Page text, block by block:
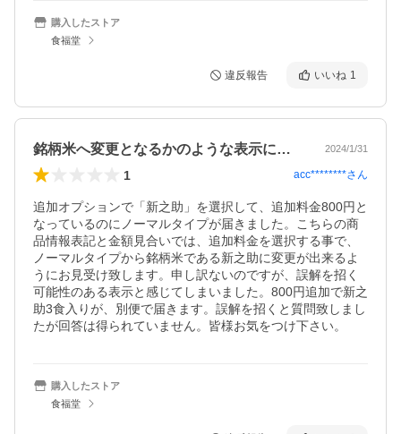
購入したストア
食福堂
違反報告 いいね 1
銘柄米へ変更となるかのような表示に注意！ 2024/1/31
1 acc********さん
追加オプションで「新之助」を選択して、追加料金800円と
なっているのにノーマルタイプが届きました。こちらの商
品情報表記と金額見合いでは、追加料金を選択する事で、
ノーマルタイプから銘柄米である新之助に変更が出来るよ
うにお見受け致します。申し訳ないのですが、誤解を招く
可能性のある表示と感じてしまいました。800円追加で新之
助3食入りが、別便で届きます。誤解を招くと質問致しまし
たが回答は得られていません。皆様お気をつけ下さい。
購入したストア
食福堂